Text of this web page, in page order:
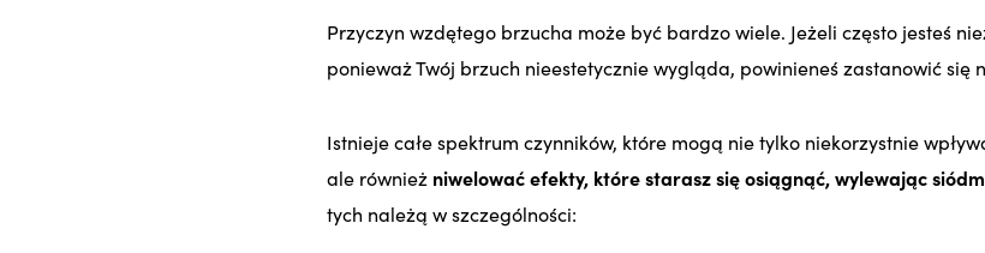
Przyczyn wzdętego brzucha może być bardzo wiele. Jeżeli często jesteś
ponieważ Twój brzuch nieestetycznie wygląda, powinieneś zastanowić się
Istnieje całe spektrum czynników, które mogą nie tylko niekorzystnie
ale również niwelować efekty, które starasz się osiągnąć, wylewając
tych należą w szczególności: